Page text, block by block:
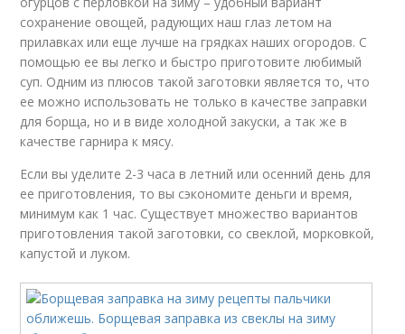
сохранение овощей, радующих наш глаз летом на
прилавках или еще лучше на грядках наших огородов. С
помощью ее вы легко и быстро приготовите любимый
суп. Одним из плюсов такой заготовки является то, что
ее можно использовать не только в качестве заправки
для борща, но и в виде холодной закуски, а так же в
качестве гарнира к мясу.
Если вы уделите 2-3 часа в летний или осенний день для
ее приготовления, то вы сэкономите деньги и время,
минимум как 1 час. Существует множество вариантов
приготовления такой заготовки, со свеклой, морковкой,
капустой и луком.